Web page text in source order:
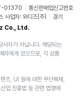
01370
통신판매업신고번호
사업자: 와디즈(주)
경기
Co., Ltd.
사자가 아닙니다. 해당되는
자에게 있으므로, 각 상품
츠, UI 등에 대한 무단복제,
업 진흥법 등 관련 법령에